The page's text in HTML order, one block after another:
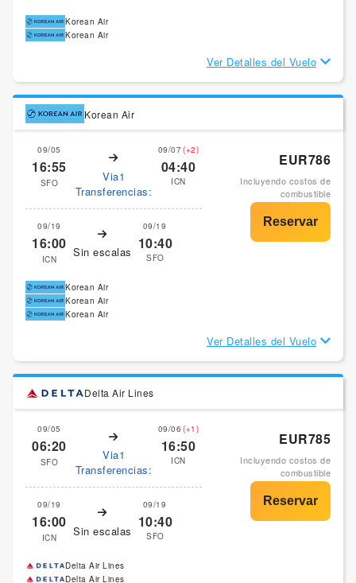
Korean Air
Korean Air
Ver Detalles del Vuelo
Korean Air
09/05
16:55
SFO
Via1
Transferencias:
09/07(+2)
04:40
ICN
09/19
16:00
ICN Sin escalas
09/19
10:40
SFO
EUR786
Incluyendo costos de
combustible
Korean Air
Korean Air
Korean Air
Ver Detalles del Vuelo
Delta Air Lines
09/05
06:20
SFO
Via1
Transferencias:
09/06 (+1)
16:50
ICN
09/19
16:00
ICN Sin escalas
09/19
10:40
SFO
EUR785
Incluyendo costos de
combustible
Delta Air Lines
Delta Air Lines